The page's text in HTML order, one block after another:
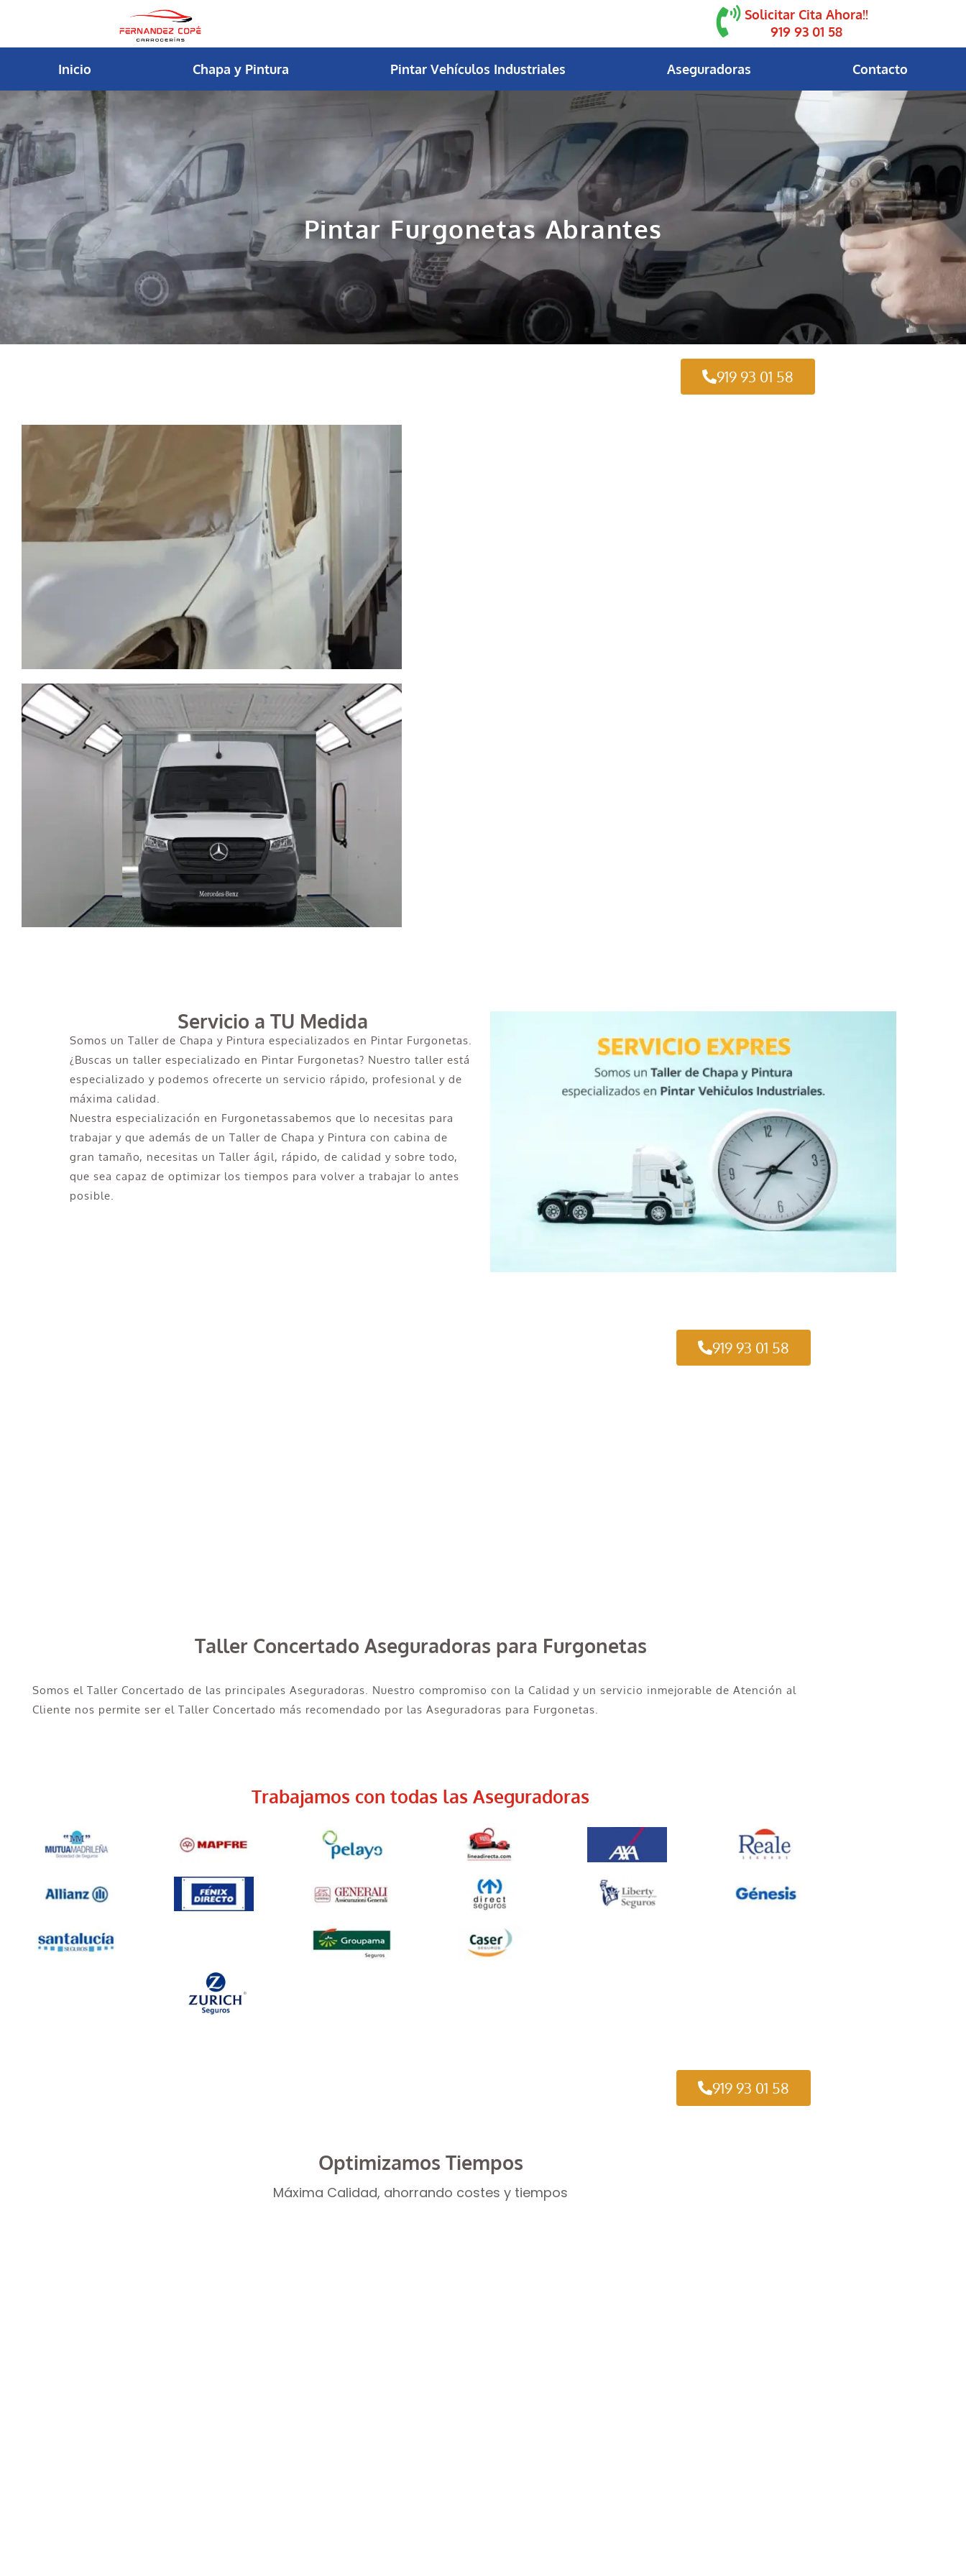
Solicitar Cita Ahora!!
919 93 01 58
Inicio Chapa y Pintura Pintar Vehículos Industriales Aseguradoras Contacto
Pintar Furgonetas Abrantes
919 93 01 58
Servicio a TU Medida
Somos un Taller de Chapa y Pintura especializados en Pintar Furgonetas.
¿Buscas un taller especializado en Pintar Furgonetas? Nuestro taller está
especializado y podemos ofrecerte un servicio rápido, profesional y de
máxima calidad.
Nuestra especialización en Furgonetassabemos que lo necesitas para
trabajar y que además de un Taller de Chapa y Pintura con cabina de
gran tamaño, necesitas un Taller ágil, rápido, de calidad y sobre todo,
que sea capaz de optimizar los tiempos para volver a trabajar lo antes
posible.
919 93 01 58
Taller Concertado Aseguradoras para Furgonetas
Somos el Taller Concertado de las principales Aseguradoras. Nuestro compromiso con la Calidad y un servicio inmejorable de Atención al
Cliente nos permite ser el Taller Concertado más recomendado por las Aseguradoras para Furgonetas.
Trabajamos con todas las Aseguradoras
919 93 01 58
Optimizamos Tiempos
Máxima Calidad, ahorrando costes y tiempos